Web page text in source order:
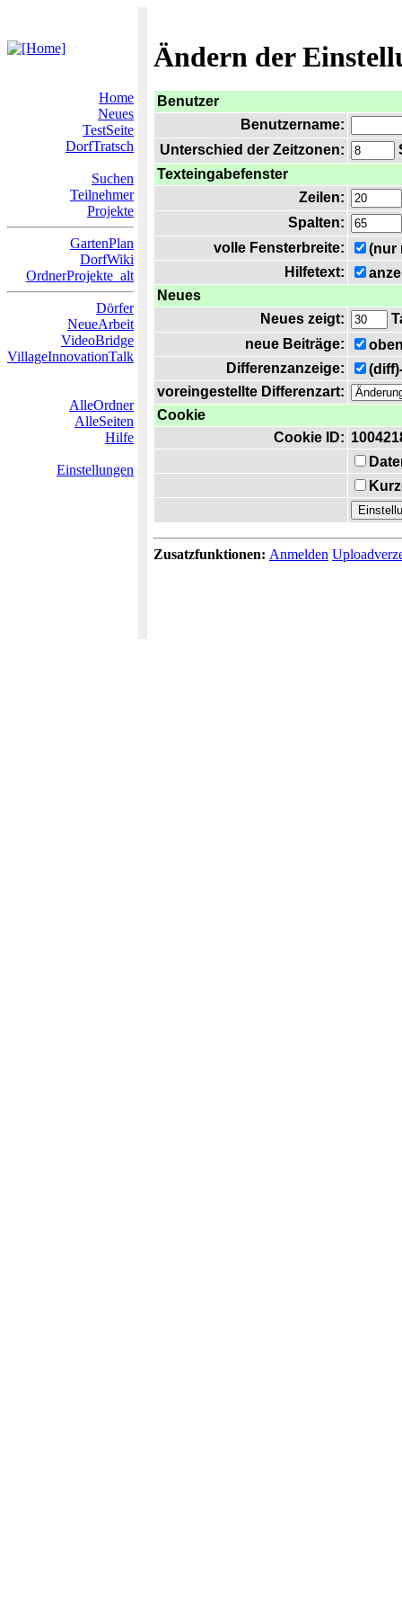
Ändern der
Home
Neues
TestSeite
DorfTratsch
Suchen
Teilnehmer
Projekte
GartenPlan
DorfWiki
OrdnerProjekte_alt
Dörfer
NeueArbeit
VideoBridge
VillageInnovationTalk
AlleOrdner
AlleSeiten
Hilfe
Einstellungen
Benutzer
Benutzername:
Unterschied der Zeitzonen:
Texteingabefenster
Zeilen:
Spalten:
volle Fensterbreite:
(nur
Hilfetext:
Neues
Neues zeigt:
neue Beiträge:
Differenzanzeige:
voreingestellte Differenzart:
Cookie
Cookie ID:
Zusatzfunktionen: Anmelden